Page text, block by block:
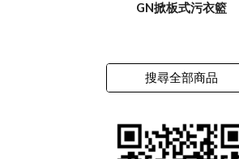
GN掀板式污衣籃
搜尋全部商品